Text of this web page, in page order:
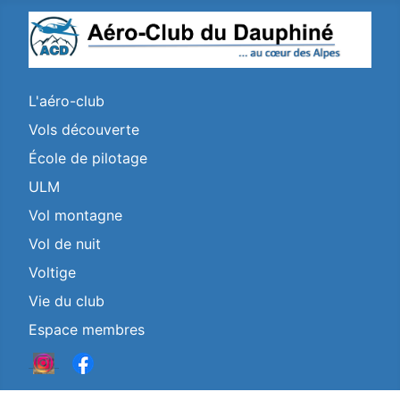
L'aéro-club
Vols découverte
École de pilotage
ULM
Vol montagne
Vol de nuit
Voltige
Vie du club
Espace membres